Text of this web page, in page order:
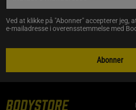
Ved at klikke på "Abonner" accepterer jeg,
e-mailadresse i overensstemmelse med
Abonner